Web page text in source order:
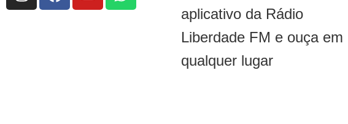
aplicativo da Rádio
Liberdade FM e ouça em
qualquer lugar